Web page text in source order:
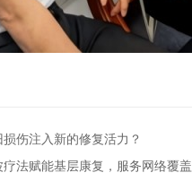
伤注入新的修复活力？
法赋能基层康复，服务网络覆